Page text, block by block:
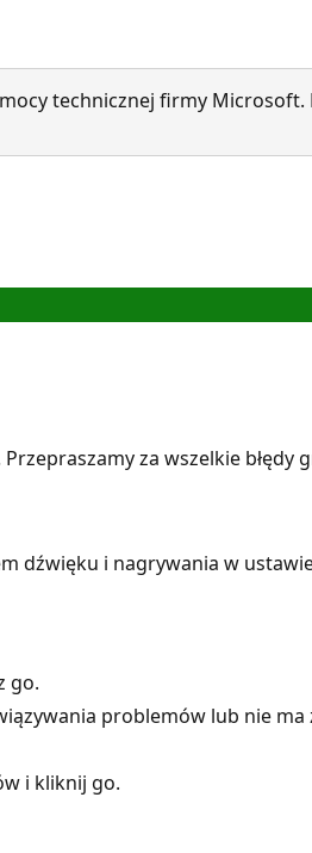
technicznej firmy
za wszelkie błędy
i nagrywania w
go.
problemów lub nie
i kliknij go.